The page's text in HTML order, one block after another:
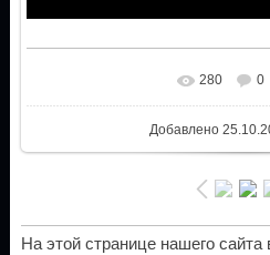
280 0
Добавлено
На этой странице нашего